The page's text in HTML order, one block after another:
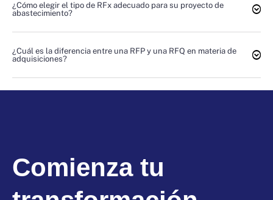
¿Cómo elegir el tipo de RFx adecuado para su proyecto de
abastecimiento?
¿Cuál es la diferencia entre una RFP y una RFQ en materia de
adquisiciones?
Comienza tu